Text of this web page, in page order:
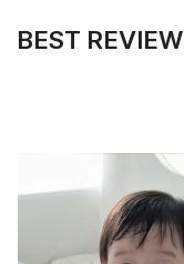
BEST REVIEW